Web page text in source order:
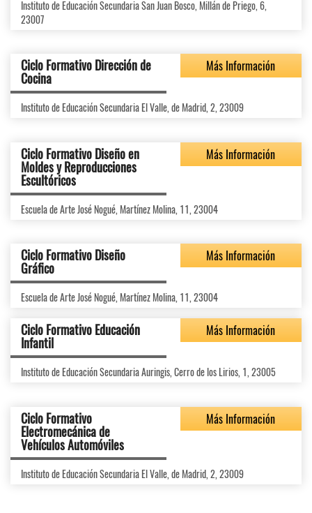
Instituto de Educación Secundaria San Juan Bosco, Millán de Priego, 6,
23007
Ciclo Formativo Dirección de
Cocina
Más Información
Instituto de Educación Secundaria El Valle, de Madrid, 2, 23009
Ciclo Formativo Diseño en
Moldes y Reproducciones
Escultóricos
Más Información
Escuela de Arte José Nogué, Martínez Molina, 11, 23004
Ciclo Formativo Diseño
Gráfico
Más Información
Escuela de Arte José Nogué, Martínez Molina, 11, 23004
Ciclo Formativo Educación
Infantil
Más Información
Instituto de Educación Secundaria Auringis, Cerro de los Lirios, 1, 23005
Ciclo Formativo
Electromecánica de
Vehículos Automóviles
Más Información
Instituto de Educación Secundaria El Valle, de Madrid, 2, 23009